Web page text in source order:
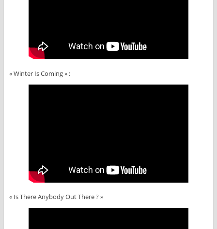
« Winter Is Coming » :
« Is There Anybody Out There ? »